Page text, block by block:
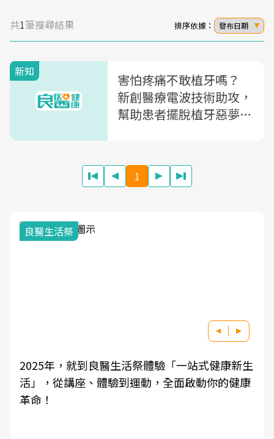
共1筆搜尋結果 排序依據： 發布日期
新知
害怕疼痛不敢植牙嗎？
新創醫療電波技術助攻，
幫助患者擺脫植牙惡夢！
1
良醫生活祭
2025年，就到良醫生活祭體驗「一站式健康新生
活」，從講座、體驗到運動，全面啟動你的健康
革命！